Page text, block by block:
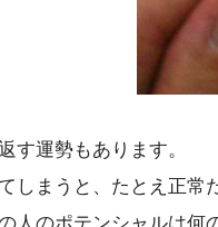
す運勢もあります。
しまうと、たとえ正常